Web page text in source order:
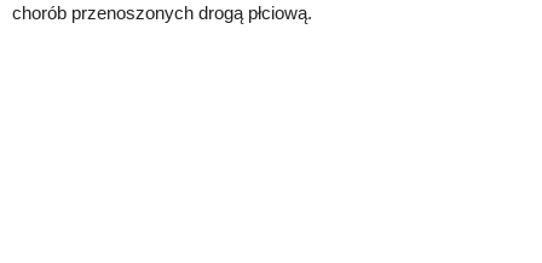
chorób przenoszonych drogą płciową.